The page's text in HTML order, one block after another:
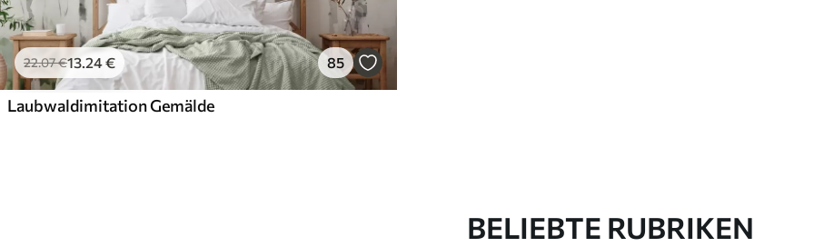
22.07€13.24€ 85
Laubwaldimitation Gemälde
BELIEBTE RUBRIKEN